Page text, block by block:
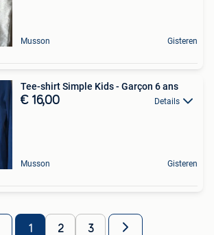
Musson Gisteren
Tee-shirt Simple Kids - Garçon 6 ans
€ 16,00 Details
Musson Gisteren
1 2 3